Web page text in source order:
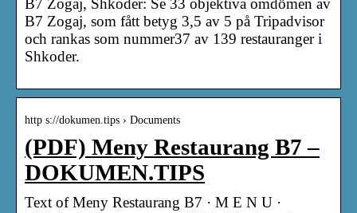
B7 Zogaj, Shkoder: Se 33 objektiva omdömen av
B7 Zogaj, som fått betyg 3,5 av 5 på Tripadvisor
och rankas som nummer37 av 139 restauranger i
Shkoder.
http s://dokumen.tips › Documents
(PDF) Meny Restaurang B7 –
DOKUMEN.TIPS
Text of Meny Restaurang B7 · M E N U ·